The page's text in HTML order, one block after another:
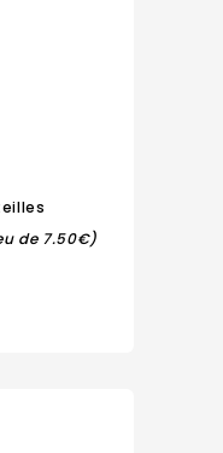
de 7.50€)